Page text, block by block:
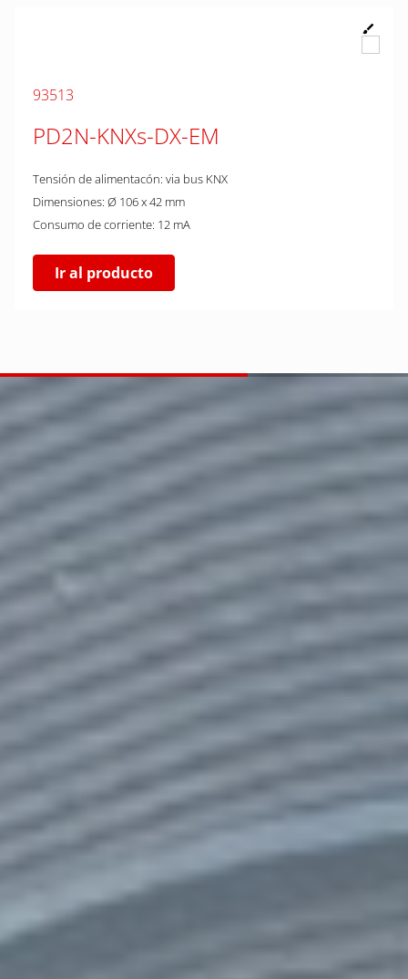
93513
PD2N-KNXs-DX-EM
Tensión de alimentacón: via bus KNX
Dimensiones: Ø 106 x 42 mm
Consumo de corriente: 12 mA
Ir al producto